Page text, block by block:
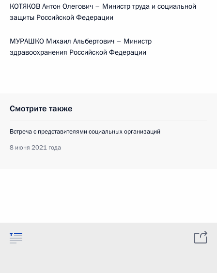
КОТЯКОВ Антон Олегович – Министр труда и социальной
защиты Российской Федерации
МУРАШКО Михаил Альбертович – Министр
здравоохранения Российской Федерации
Смотрите также
Встреча с представителями социальных организаций
8 июня 2021 года